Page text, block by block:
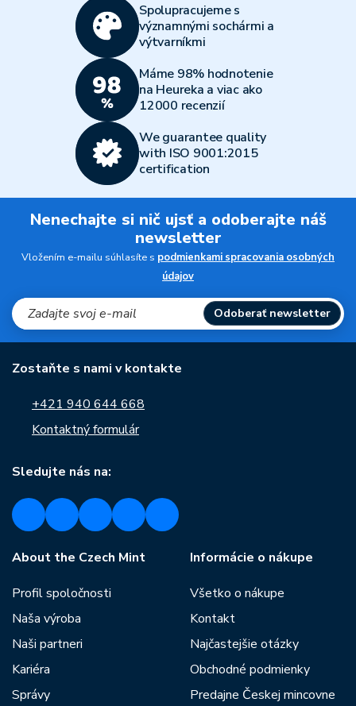
Spolupracujeme s
významnými sochármi a
výtvarníkmi
Máme 98% hodnotenie
na Heureka a viac ako
12000 recenzií
We guarantee quality
with ISO 9001:2015
certification
Nenechajte si nič ujsť a odoberajte náš
newsletter
Vložením e-mailu súhlasíte s podmienkami spracovania osobných
údajov
Odoberať newsletter
Zostaňte s nami v kontakte
+421 940 644 668
Kontaktný formulár
Sledujte nás na:
About the Czech Mint
Profil spoločnosti
Naša výroba
Naši partneri
Kariéra
Správy
Informácie o nákupe
Všetko o nákupe
Kontakt
Najčastejšie otázky
Obchodné podmienky
Predajne Českej mincovne